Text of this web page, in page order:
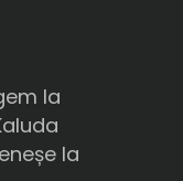
la
la